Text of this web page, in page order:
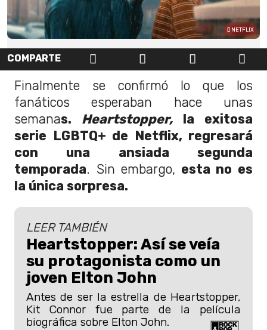
NETFLIX
COMPARTE
Finalmente se confirmó lo que los
fanáticos esperaban hace unas
semanas. Heartstopper, la exitosa
serie LGBTQ+ de Netflix, regresará
con una ansiada segunda
temporada. Sin embargo, esta no es
la única sorpresa.
LEER TAMBIÉN
Heartstopper: Así se veía
su protagonista como un
joven Elton John
Antes de ser la estrella de Heartstopper,
Kit Connor fue parte de la película
biográfica sobre Elton John.